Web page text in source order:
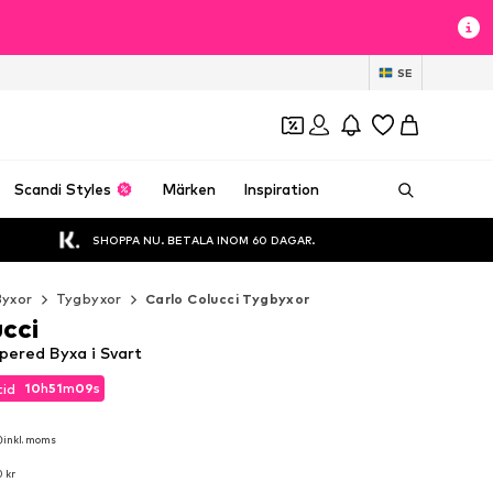
SE
Scandi Styles Märken Inspiration
SHOPPA NU. BETALA INOM 60 DAGAR.
Tygbyxor Carlo Colucci Tygbyxor
10h51m08s
inkl. moms
kr
10h51m08s
Byxa i Svart